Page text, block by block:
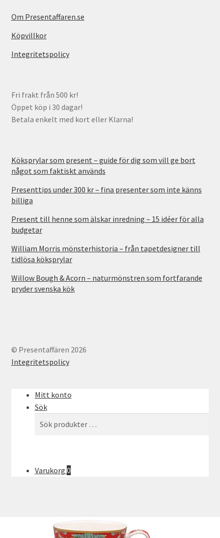
Om Presentaffaren.se
Köpvillkor
Integritetspolicy
Fri frakt från 500 kr!
Öppet köp i 30 dagar!
Betala enkelt med kort eller Klarna!
Köksprylar som present – guide för dig som vill ge bort
något som faktiskt används
Presenttips under 300 kr – fina presenter som inte känns
billiga
Present till henne som älskar inredning – 15 idéer för alla
budgetar
William Morris mönsterhistoria – från tapetdesigner till
tidlösa köksprylar
Willow Bough & Acorn – naturmönstren som fortfarande
pryder svenska kök
© Presentaffären 2026
Integritetspolicy
Mitt konto
Sök
Varukorg 0